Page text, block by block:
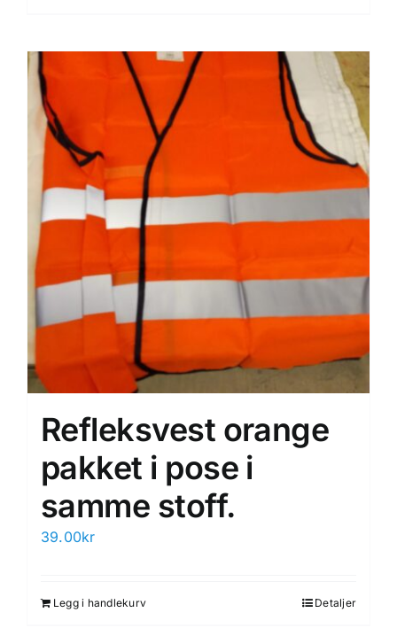
Refleksvest orange
pakket i pose i
samme stoff.
39.00kr
Legg i handlekurv Detaljer